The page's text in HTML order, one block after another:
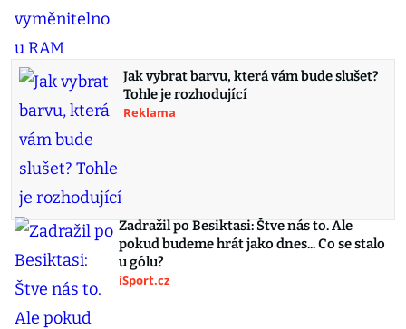
Jak vybrat barvu, která vám bude slušet?
Tohle je rozhodující
Reklama
Zadražil po Besiktasi: Štve nás to. Ale
pokud budeme hrát jako dnes... Co se stalo
u gólu?
iSport.cz